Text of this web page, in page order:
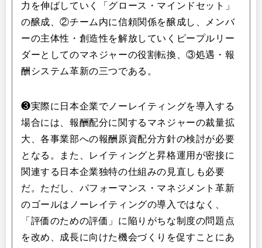
力を伸ばしていく「グロース・マインドセット」
の醸成、②チーム内に信頼関係を醸成し、メンバ
ーの主体性・創造性を解放していくピープルリー
ダーとしてのマネジャーの役割転換、③処遇・報
酬システム革新の三つである。
❸実際に日本企業でノーレイティングを導入する
場合には、報酬配分に関するマネジャーの裁量拡
大、各事業部への報酬原資配分方針の検討が必要
となる。また、レイティングと昇格運用が密接に
関連する日本企業独特の仕組みの見直しも必要
だ。ただし、パフォーマンス・マネジメント革新
のゴールはノーレイティングの導入ではなく、
「評価のための評価」に陥りがちな制度の問題点
を改め、成長に向けた機会づくりを促すことにあ